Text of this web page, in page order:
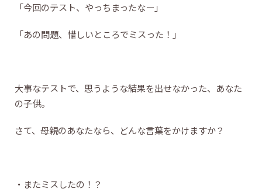
「今回のテスト、やっちまったなー」
「あの問題、惜しいところでミスった！」
大事なテストで、思うような結果を出せなかった、あなた
の子供。
さて、母親のあなたなら、どんな言葉をかけますか？
・またミスしたの！？